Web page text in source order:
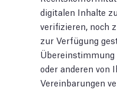
digitalen Inhalte
verifizieren, noch
zur Verfügung
oder anderen von
Vereinbarungen